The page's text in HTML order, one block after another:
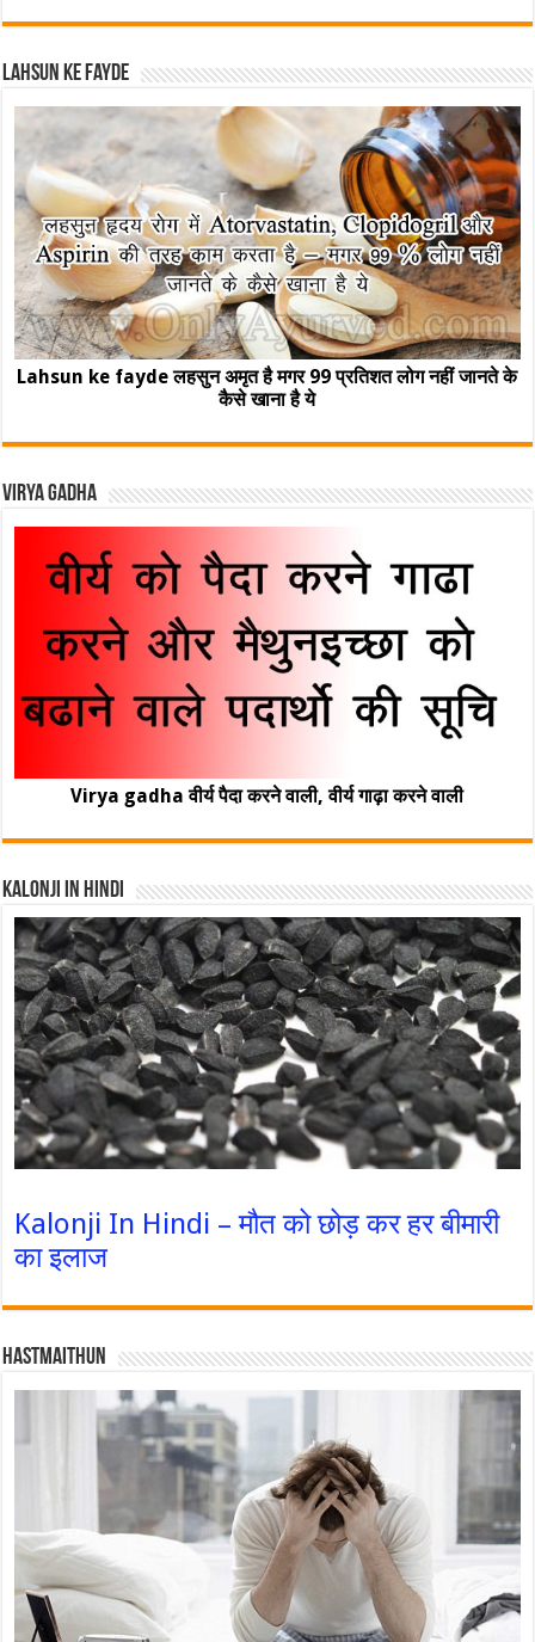
Lahsun ke fayde
Lahsun ke fayde लहसुन अमृत है मगर 99 प्रतिशत लोग नहीं जानते के
कैसे खाना है ये
Virya Gadha
Virya gadha वीर्य पैदा करने वाली, वीर्य गाढ़ा करने वाली
Kalonji In Hindi
Kalonji In Hindi – मौत को छोड़ कर हर बीमारी
का इलाज
Hastmaithun